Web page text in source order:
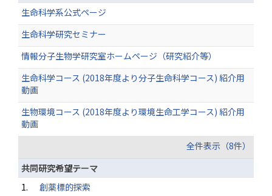
生命科学系公式ページ
生命科学研究セミナー
情報分子生物学研究室ホームページ（研究紹介等）
生命科学コース (2018年度より分子生命科学コース) 紹介用
動画
生物環境コース (2018年度より環境生命工学コース) 紹介用
動画
全件表示（8件）
共同研究希望テーマ
1.
創薬標的探索